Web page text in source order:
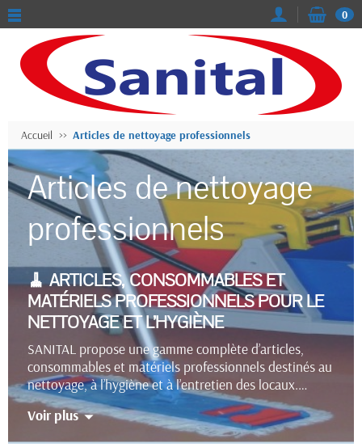
0
Accueil Articles de nettoyage professionnels
Articles de nettoyage
professionnels
🧹 ARTICLES, CONSOMMABLES ET
MATÉRIELS PROFESSIONNELS POUR LE
NETTOYAGE ET L’HYGIÈNE
SANITAL propose une gamme complète d’articles,
consommables et matériels professionnels destinés au
nettoyage, à l’hygiène et à l’entretien des locaux.
Ces équipements complètent nos solutions chimiques
afin d’assurer des protocoles d’hygiène efficaces,
sécurisés et adaptés aux environnements
Voir plus